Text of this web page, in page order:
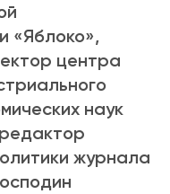
«Яблоко»,
центра
наук
журнала